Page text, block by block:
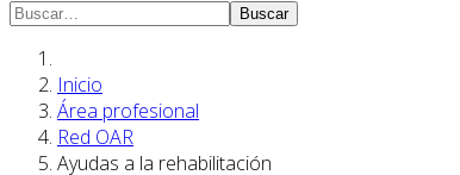
Buscar
Inicio
Área profesional
Red OAR
Ayudas a la rehabilitación